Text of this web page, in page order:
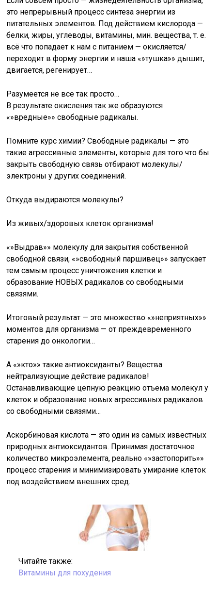
это непрерывный процесс синтеза энергии из
питательных элементов. Под действием кислорода —
белки, жиры, углеводы, витамины, мин. вещества, т. е.
всё что попадает к нам с питанием — окисляется/
переходит в форму энергии и наша «»тушка»» дышит,
двигается, регенирует…
Разумеется не все так просто…
В результате окисления так же образуются
«»вредные»» свободные радикалы.
Помните курс химии? Свободные радикалы — это
такие агрессивные элементы, которые для того что бы
закрыть свободную связь отбирают молекулы/
электроны у других соединений.
Откуда выдираются молекулы?
Из живых/здоровых клеток организма!
«»Выдрав»» молекулу для закрытия собственной
свободной связи, «»свободный паршивец»» запускает
тем самым процесс уничтожения клетки и
образование НОВЫХ радикалов со свободными
связями.
Итоговый результат — это множество «»неприятных»»
моментов для организма — от преждевременного
старения до онкологии…
А «»кто»» такие антиоксиданты? Вещества
нейтрализующие действие радикалов!
Останавливающие цепную реакцию отъема молекул у
клеток и образование новых агрессивных радикалов
со свободными связями…
Аскорбиновая кислота — это один из самых известных
природных антиоксидантов. Принимая достаточное
количество микроэлемента, реально «»застопорить»»
процесс старения и минимизировать умирание клеток
под воздействием внешних сред.
Читайте также:
Витамины для похудения